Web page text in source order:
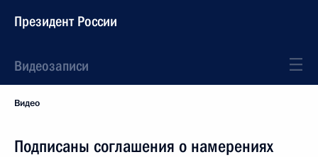
Президент России
Видеозаписи
Видео
Подписаны соглашения о намерениях